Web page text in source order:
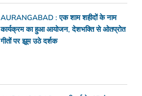
AURANGABAD : एक शाम शहीदों के नाम
कार्यक्रम का हुआ आयोजन, देशभक्ति से ओतप्रोत
गीतों पर झूम उठे दर्शक